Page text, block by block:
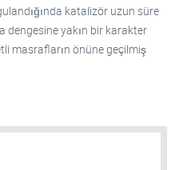
katalizör uzun süre
dengesine yakın bir karakter
masrafların önüne geçilmiş